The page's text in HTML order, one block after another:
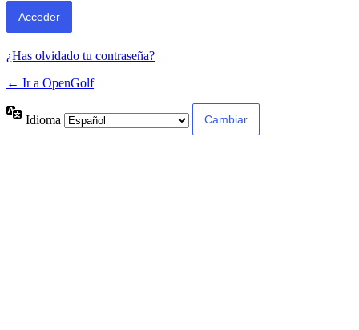
¿Has olvidado tu contraseña?
← Ir a OpenGolf
Idioma